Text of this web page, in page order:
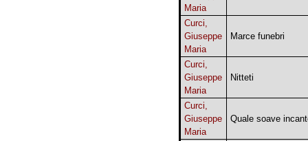
Maria
Curci,
Giuseppe
Maria
Marce funebri
Curci,
Giuseppe
Maria
Nitteti
Curci,
Giuseppe
Maria
Quale soave